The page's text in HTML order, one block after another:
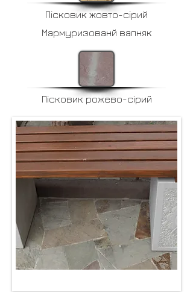
Пісковик жовто-сірий
Мармуризованй вапняк
Пісковик рожево-сірий